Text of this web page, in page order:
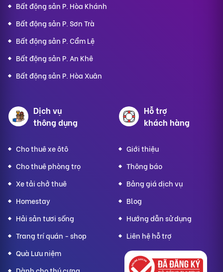
Bất động sản P. Hòa Khánh
Bất động sản P. Sơn Trà
Bất động sản P. Cẩm Lệ
Bất động sản P. An Khê
Bất động sản P. Hòa Xuân
Dịch vụ
thông dụng
Cho thuê xe ôtô
Cho thuê phòng trọ
Xe tải chở thuê
Homestay
Hải sản tươi sống
Trang trí quán - shop
Quà Lưu niệm
Hỗ trợ
khách hàng
Giới thiệu
Thông báo
Bảng giá dịch vụ
Blog
Hướng dẫn sử dụng
Liên hệ hỗ trợ